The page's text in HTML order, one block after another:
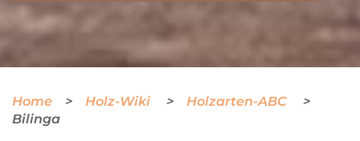
Home Holz-Wiki
Holzarten-ABC
Bilinga